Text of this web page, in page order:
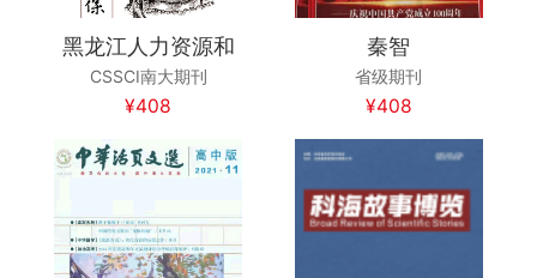
黑龙江人力资源和
CSSCI南大期刊
¥408
秦智
省级期刊
¥408